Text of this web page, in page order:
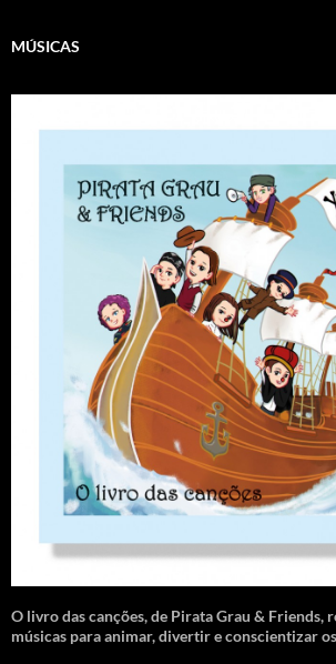
MÚSICAS
O livro das canções,de Pirata Grau & Friends,
músicas para animar, divertir e conscientizar